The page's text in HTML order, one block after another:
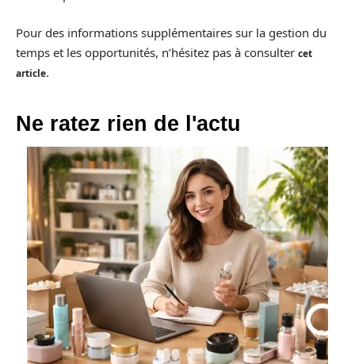
Pour des informations supplémentaires sur la gestion du
temps et les opportunités, n’hésitez pas à consulter cet
article.
Ne ratez rien de l'actu